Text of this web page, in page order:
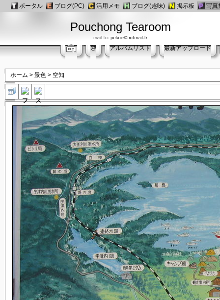
Pouchong Tearoom
@ アルバムリスト 最新アップロード
ホーム > 景色 > 空知
ポータル ブログ(PC) 活用メモ ブログ(趣味) 掲示板 写真